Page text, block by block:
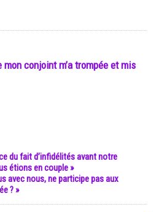
mon conjoint m’a trompée et mis
du fait d’infidélités avant notre
étions en couple »
avec nous, ne participe pas aux
? »